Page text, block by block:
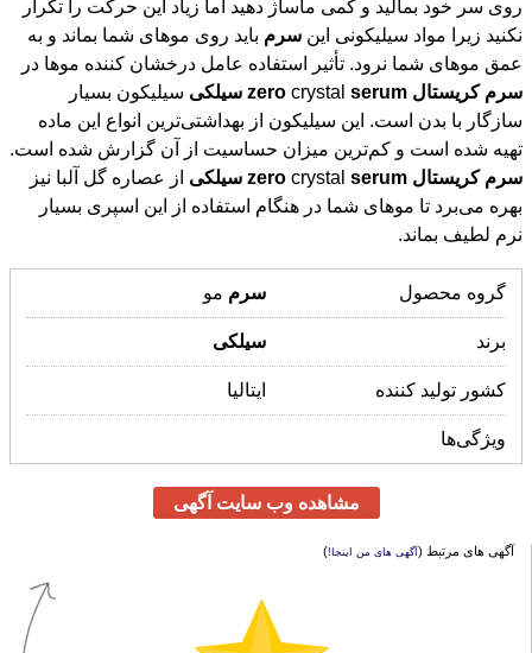
نکنید زیرا مواد سیلیکونی این سرم باید روی موهای شما بماند و به
عمق موهای شما نرود. تأثیر استفاده عامل درخشان کننده موها در
سرم کریستال zero crystal serum سیلکی سیلیکون بسیار
سازگار با بدن است. این سیلیکون از بهداشتی‌ترین انواع این ماده
تهیه شده است و کم‌ترین میزان حساسیت از آن گزارش شده است.
سرم کریستال zero crystal serum سیلکی از عصاره گل آلبا نیز
بهره می‌برد تا موهای شما در هنگام استفاده از این اسپری بسیار
نرم لطیف بماند.
گروه محصول سرم مو
برند سیلکی
کشور تولید کننده ایتالیا
ویژگی‌ها
مشاهده وب سایت آگهی
آگهی های مرتبط (آگهی های من اینجا!)